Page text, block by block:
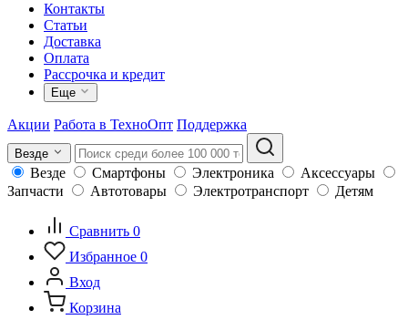
Контакты
Статьи
Доставка
Оплата
Рассрочка и кредит
Еще
Акции Работа в ТехноОпт Поддержка
Везде
Везде Смартфоны Электроника
Аксессуары
Запчасти
Автотовары Электротранспорт Детям
Сравнить 0
Избранное 0
Вход
Корзина